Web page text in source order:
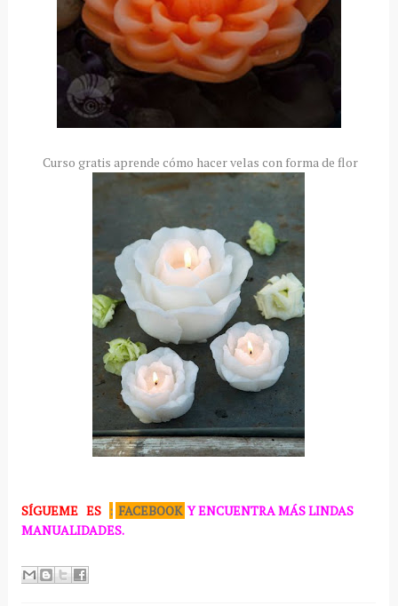
Curso gratis aprende cómo hacer velas con forma de flor
SÍGUEME ES : FACEBOOK Y ENCUENTRA MÁS LINDAS
MANUALIDADES.